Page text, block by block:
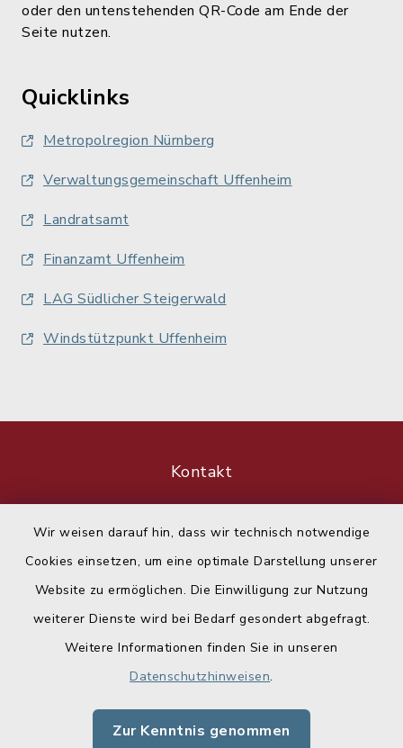
Wir weisen darauf hin, dass wir technisch notwendige
Cookies einsetzen, um eine optimale Darstellung unserer
Website zu ermöglichen. Die Einwilligung zur Nutzung
weiterer Dienste wird bei Bedarf gesondert abgefragt.
Weitere Informationen finden Sie in unseren
Datenschutzhinweisen.
Zur Kenntnis genommen
oder den untenstehenden QR-Code am Ende der
Seite nutzen.
Quicklinks
Metropolregion Nürnberg
Verwaltungsgemeinschaft Uffenheim
Landratsamt
Finanzamt Uffenheim
LAG Südlicher Steigerwald
Windstützpunkt Uffenheim
Kontakt
Datenschutz
Impressum
Sitemap
Cookie-Einstellungen